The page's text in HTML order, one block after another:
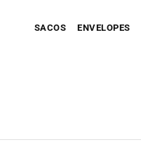
SACOS ENVELOPES